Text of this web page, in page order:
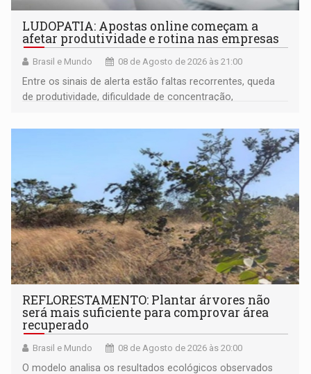
LUDOPATIA: Apostas online começam a
afetar produtividade e rotina nas empresas
Brasil e Mundo 08 de Agosto de 2026 às 21:00
Entre os sinais de alerta estão faltas recorrentes, queda
de produtividade, dificuldade de concentração,
REFLORESTAMENTO: Plantar árvores não
será mais suficiente para comprovar área
recuperado
Brasil e Mundo 08 de Agosto de 2026 às 20:00
O modelo analisa os resultados ecológicos observados